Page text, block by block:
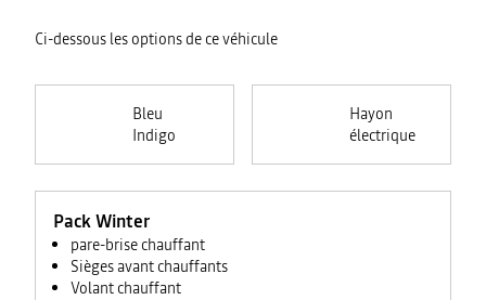
Ci-dessous les options de ce véhicule
Bleu
Indigo
Pack Winter
pare-brise chauffant
Sièges avant chauffants
Volant chauffant
Hayon
électrique